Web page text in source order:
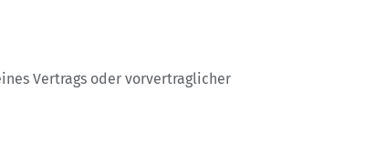
Vertrags oder vorvertraglicher